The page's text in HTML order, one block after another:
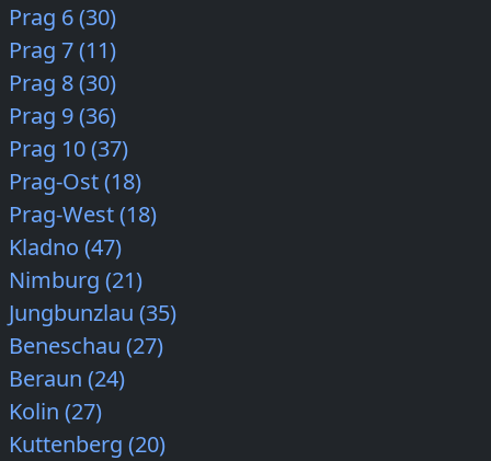
Prag 6 (30)
Prag 7 (11)
Prag 8 (30)
Prag 9 (36)
Prag 10 (37)
Prag-Ost (18)
Prag-West (18)
Kladno (47)
Nimburg (21)
Jungbunzlau (35)
Beneschau (27)
Beraun (24)
Kolin (27)
Kuttenberg (20)